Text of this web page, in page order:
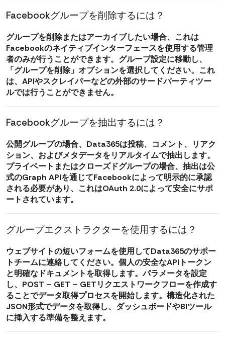
Facebookグループを削除するには？
グループを削除またはアーカイブしたい場合、これは
Facebookのネイティブインターフェースを使用する管理
者のみが行うことができます。グループ設定に移動し、
「グループを削除」オプションを選択してください。これ
は、APIやスクレイパーなどの外部のサードパーティツー
ルでは行うことができません。
Facebookグループを抽出するには？
公開グループの場合、Data365は投稿、コメント、リアク
ション、およびメタデータをリアルタイムで抽出します。
プライベートまたはクローズドグループの場合、抽出は公
式のGraph APIを通じてFacebookによって明示的に承認
される必要があり、これはOAuth 2.0によって安全にサポ
ートされています。
グループエクストラクターを使用するには？
ウェブサイトの短いフォームを使用してData365のサポー
トチームに連絡してください。個人の安全なAPIトークン
と明確なドキュメントを取得します。パラメータを設定
し、POST – GET – GETリクエストワークフローを作成す
ることでデータ取得プロセスを開始します。構造化された
JSON形式でデータを取得し、ダッシュボードやBIツール
に挿入する準備を整えます。